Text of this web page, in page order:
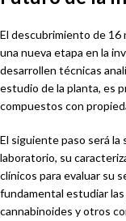
El descubrimiento de 16
una nueva etapa en la
desarrollen técnicas
estudio de la planta, es
compuestos con
El siguiente paso será
laboratorio, su
clínicos para evaluar su
fundamental estudiar
cannabinoides y otros